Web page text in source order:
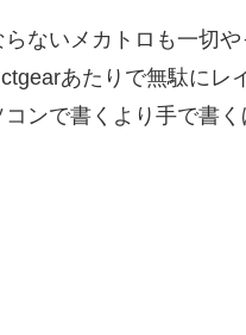
ないメカトロも一切
あたりで無駄に
ンで書くより手で書